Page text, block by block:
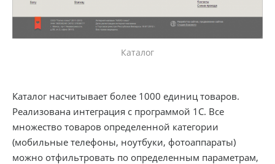
Каталог
Каталог насчитывает более 1000 единиц товаров.
Реализована интеграция с программой 1С. Все
множество товаров определенной категории
(мобильные телефоны, ноутбуки, фотоаппараты)
можно отфильтровать по определенным параметрам,